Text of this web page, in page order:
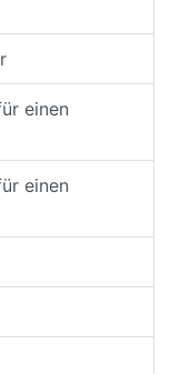
einen
einen